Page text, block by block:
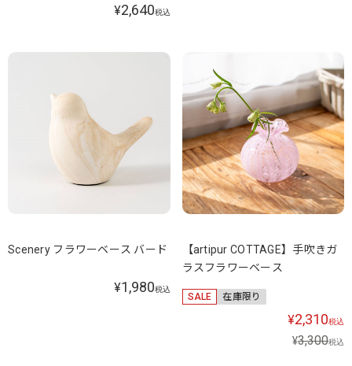
¥2,640税込
Scenery フラワーベース バード
¥1,980税込
【artipur COTTAGE】手吹きガ
ラスフラワーベース
SALE 在庫限り
¥2,310税込
¥3,300税込